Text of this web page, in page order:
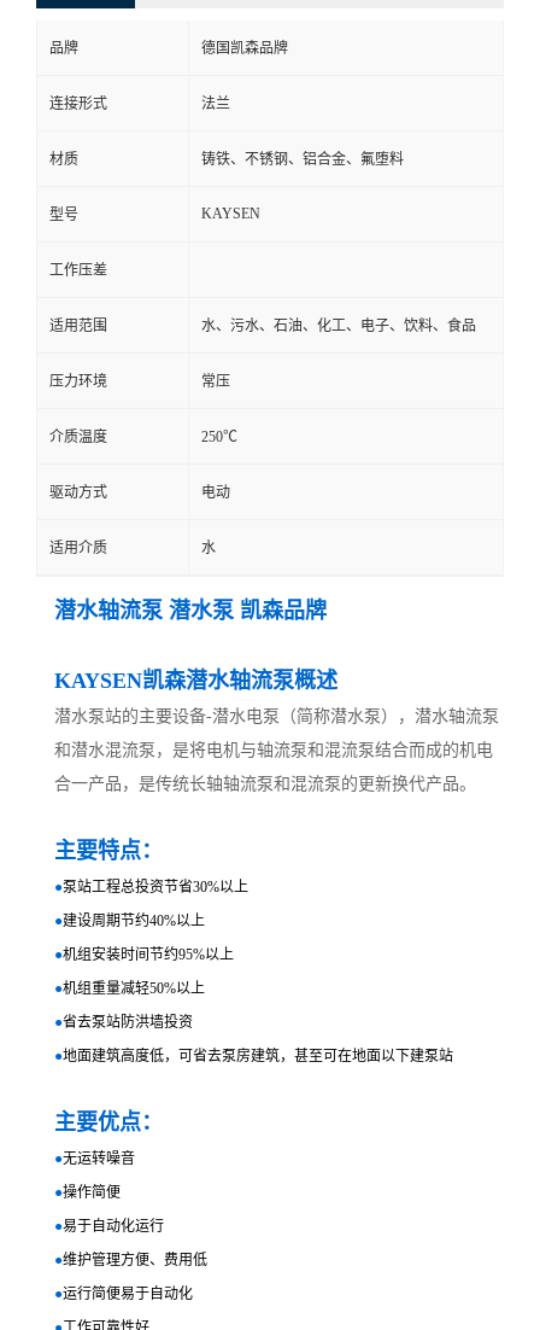
品牌 德国凯森品牌
连接形式 法兰
材质 铸铁、不锈钢、铝合金、氟堕料
型号 KAYSEN
工作压差
适用范围 水、污水、石油、化工、电子、饮料、食品
压力环境 常压
介质温度 250℃
驱动方式 电动
适用介质 水
潜水轴流泵 潜水泵 凯森品牌
KAYSEN凯森潜水轴流泵概述
潜水泵站的主要设备-潜水电泵（简称潜水泵），潜水轴流泵
和潜水混流泵，是将电机与轴流泵和混流泵结合而成的机电
合一产品，是传统长轴轴流泵和混流泵的更新换代产品。
主要特点：
●泵站工程总投资节省30%以上
●建设周期节约40%以上
●机组安装时间节约95%以上
●机组重量减轻50%以上
●省去泵站防洪墙投资
●地面建筑高度低，可省去泵房建筑，甚至可在地面以下建泵站
主要优点：
●无运转噪音
●操作简便
●易于自动化运行
●维护管理方便、费用低
●运行简便易于自动化